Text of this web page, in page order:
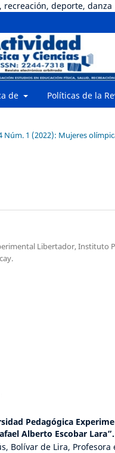
deporte, danza
de Políticas de la
Núm. 1 (2022): Mujeres
Libertador, Instituto
Pedagógica
Alberto Escobar
Bolívar de Lira, Profesora